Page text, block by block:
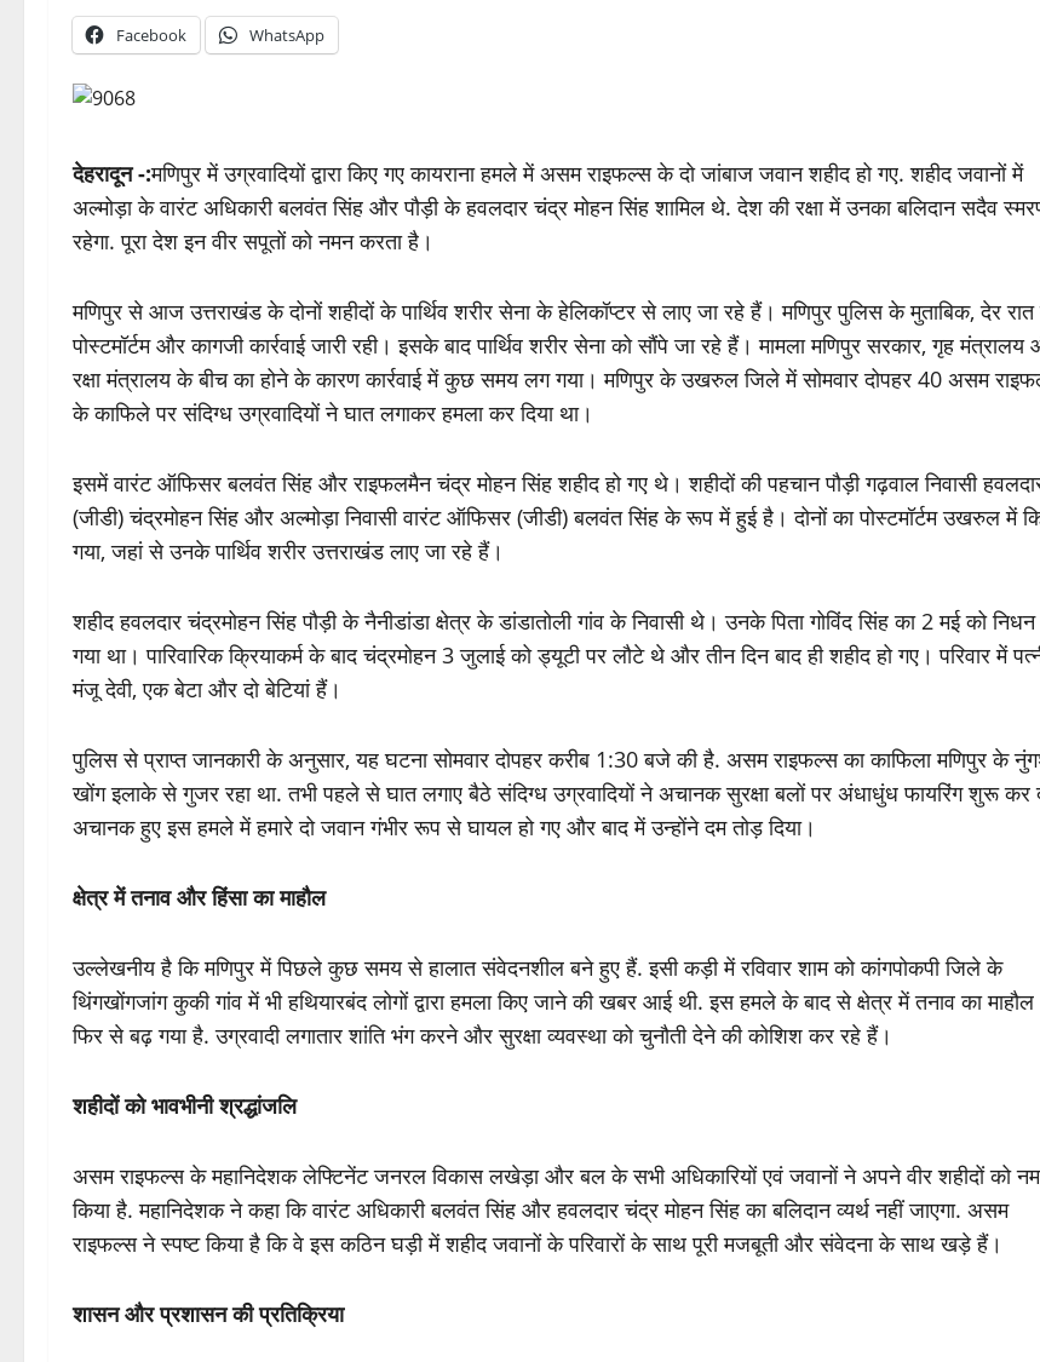
Facebook WhatsApp
देहरादून -:मणिपुर में उग्रवादियों द्वारा किए गए कायराना हमले में असम राइफल्स के दो जांबाज जवान शहीद हो गए. शहीद जवानों में
अल्मोड़ा के वारंट अधिकारी बलवंत सिंह और पौड़ी के हवलदार चंद्र मोहन सिंह शामिल थे. देश की रक्षा में उनका बलिदान सदैव
रहेगा. पूरा देश इन वीर सपूतों को नमन करता है।
मणिपुर से आज उत्तराखंड के दोनों शहीदों के पार्थिव शरीर सेना के हेलिकॉप्टर से लाए जा रहे हैं। मणिपुर पुलिस के मुताबिक, देर
पोस्टमॉर्टम और कागजी कार्रवाई जारी रही। इसके बाद पार्थिव शरीर सेना को सौंपे जा रहे हैं। मामला मणिपुर सरकार, गृह मंत्रालय
रक्षा मंत्रालय के बीच का होने के कारण कार्रवाई में कुछ समय लग गया। मणिपुर के उखरुल जिले में सोमवार दोपहर 40 असम
के काफिले पर संदिग्ध उग्रवादियों ने घात लगाकर हमला कर दिया था।
इसमें वारंट ऑफिसर बलवंत सिंह और राइफलमैन चंद्र मोहन सिंह शहीद हो गए थे। शहीदों की पहचान पौड़ी गढ़वाल निवासी
(जीडी) चंद्रमोहन सिंह और अल्मोड़ा निवासी वारंट ऑफिसर (जीडी) बलवंत सिंह के रूप में हुई है। दोनों का पोस्टमॉर्टम उखरुल में
गया, जहां से उनके पार्थिव शरीर उत्तराखंड लाए जा रहे हैं।
शहीद हवलदार चंद्रमोहन सिंह पौड़ी के नैनीडांडा क्षेत्र के डांडातोली गांव के निवासी थे। उनके पिता गोविंद सिंह का 2 मई को निधन
गया था। पारिवारिक क्रियाकर्म के बाद चंद्रमोहन 3 जुलाई को ड्यूटी पर लौटे थे और तीन दिन बाद ही शहीद हो गए। परिवार में
मंजू देवी, एक बेटा और दो बेटियां हैं।
पुलिस से प्राप्त जानकारी के अनुसार, यह घटना सोमवार दोपहर करीब 1:30 बजे की है. असम राइफल्स का काफिला मणिपुर के
खोंग इलाके से गुजर रहा था. तभी पहले से घात लगाए बैठे संदिग्ध उग्रवादियों ने अचानक सुरक्षा बलों पर अंधाधुंध फायरिंग शुरू कर
अचानक हुए इस हमले में हमारे दो जवान गंभीर रूप से घायल हो गए और बाद में उन्होंने दम तोड़ दिया।
क्षेत्र में तनाव और हिंसा का माहौल
उल्लेखनीय है कि मणिपुर में पिछले कुछ समय से हालात संवेदनशील बने हुए हैं. इसी कड़ी में रविवार शाम को कांगपोकपी जिले के
थिंगखोंगजांग कुकी गांव में भी हथियारबंद लोगों द्वारा हमला किए जाने की खबर आई थी. इस हमले के बाद से क्षेत्र में तनाव का माहौल
फिर से बढ़ गया है. उग्रवादी लगातार शांति भंग करने और सुरक्षा व्यवस्था को चुनौती देने की कोशिश कर रहे हैं।
शहीदों को भावभीनी श्रद्धांजलि
असम राइफल्स के महानिदेशक लेफ्टिनेंट जनरल विकास लखेड़ा और बल के सभी अधिकारियों एवं जवानों ने अपने वीर शहीदों को
किया है. महानिदेशक ने कहा कि वारंट अधिकारी बलवंत सिंह और हवलदार चंद्र मोहन सिंह का बलिदान व्यर्थ नहीं जाएगा. असम
राइफल्स ने स्पष्ट किया है कि वे इस कठिन घड़ी में शहीद जवानों के परिवारों के साथ पूरी मजबूती और संवेदना के साथ खड़े हैं।
शासन और प्रशासन की प्रतिक्रिया